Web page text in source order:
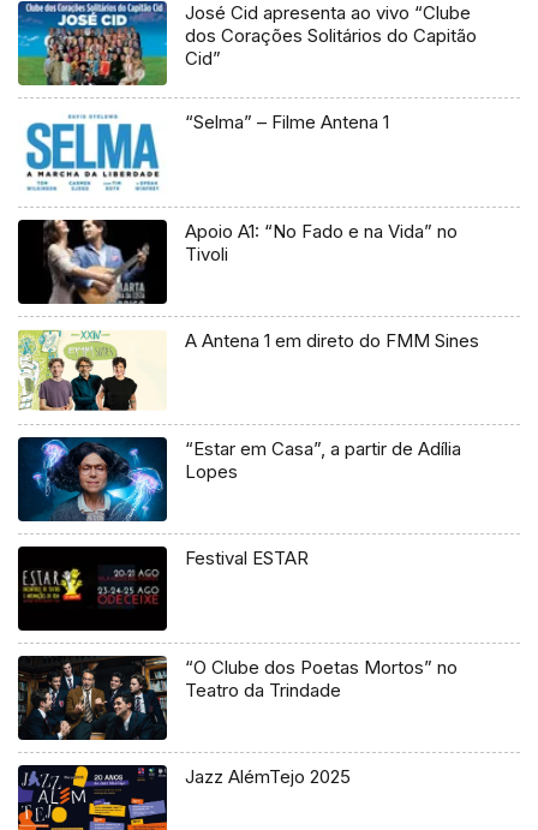
José Cid apresenta ao vivo “Clube
dos Corações Solitários do Capitão
Cid”
“Selma” – Filme Antena 1
Apoio A1: “No Fado e na Vida” no
Tivoli
A Antena 1 em direto do FMM Sines
“Estar em Casa”, a partir de Adília
Lopes
Festival ESTAR
“O Clube dos Poetas Mortos” no
Teatro da Trindade
Jazz AlémTejo 2025